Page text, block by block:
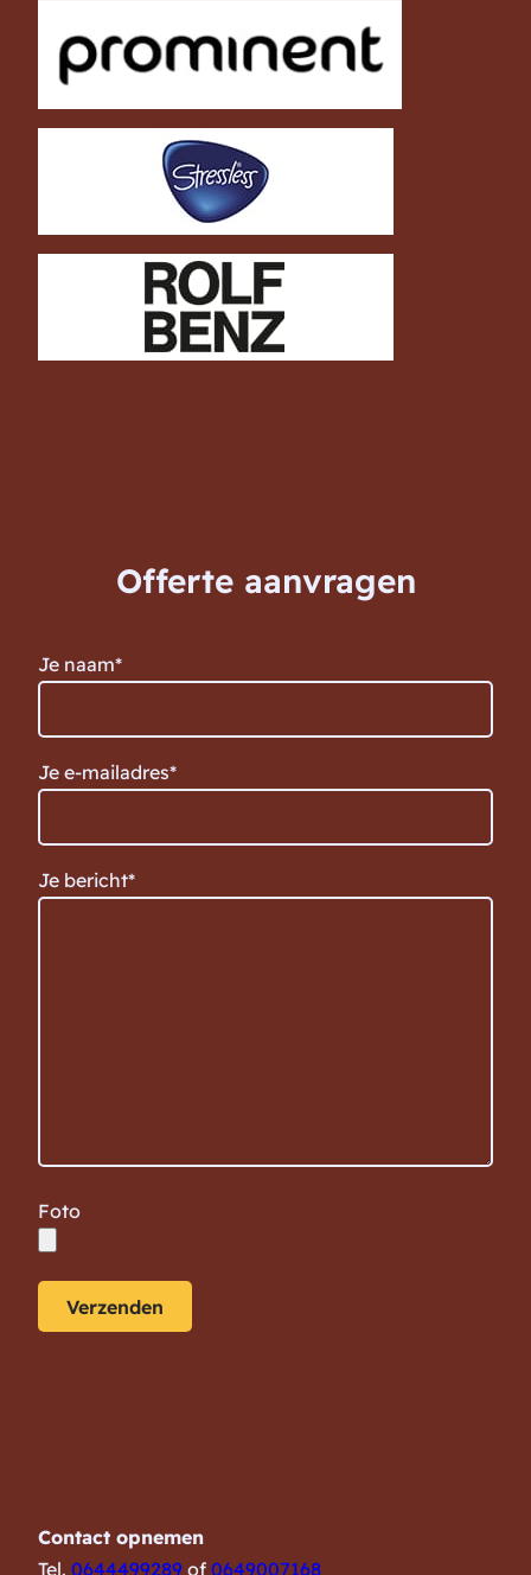
Offerte aanvragen
Je naam*
Je e-mailadres*
Je bericht*
Foto
Contact opnemen
Tel. 0644499289 of 0649007168